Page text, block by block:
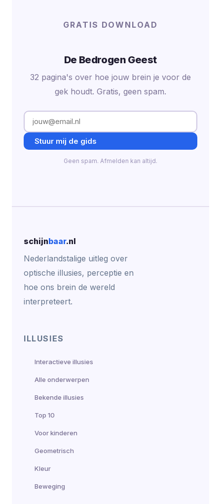
GRATIS DOWNLOAD
De Bedrogen Geest
32 pagina's over hoe jouw brein je voor de
gek houdt. Gratis, geen spam.
Stuur mij de gids
Geen spam. Afmelden kan altijd.
schijnbaar.nl
Nederlandstalige uitleg over
optische illusies, perceptie en
hoe ons brein de wereld
interpreteert.
ILLUSIES
Interactieve illusies
Alle onderwerpen
Bekende illusies
Top 10
Voor kinderen
Geometrisch
Kleur
Beweging